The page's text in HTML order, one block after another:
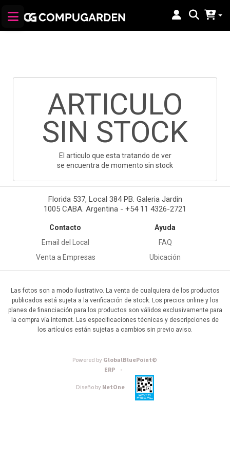
ARTICULO
SIN STOCK
El articulo que esta tratando de ver
se encuentra de momento sin stock
Florida 537, Local 384 PB. Galeria Jardin
1005 CABA. Argentina - +54 11 4326-2721
Contacto
Email del Local
Venta a Empresas
Ayuda
FAQ
Ubicación
Las fotos son a modo ilustrativo. La venta de cualquiera de los productos
publicados está sujeta a la verificación de stock. Los precios online y los
planes de financiación para los productos son válidos exclusivamente para
la compra vía internet. Las especificaciones técnicas y descripciones de
los artículos están sujetas a cambios sin previo aviso.
Powered byGlobalBluePoint©
ERP -
Diseño byNetOne